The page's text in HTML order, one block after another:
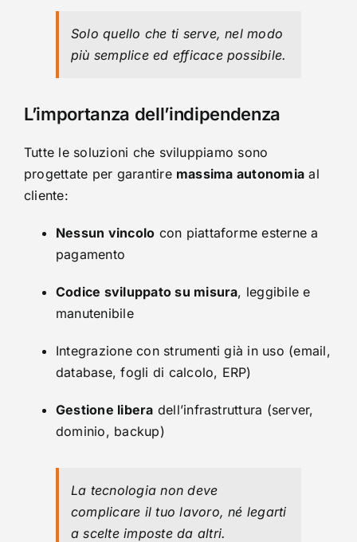
Solo quello che ti serve, nel modo
più semplice ed efficace possibile.
L’importanza dell’indipendenza
Tutte le soluzioni che sviluppiamo sono
progettate per garantire massima autonomia al
cliente:
Nessun vincolo con piattaforme esterne a
pagamento
Codice sviluppato su misura, leggibile e
manutenibile
Integrazione con strumenti già in uso (email,
database, fogli di calcolo, ERP)
Gestione libera dell’infrastruttura (server,
dominio, backup)
La tecnologia non deve
complicare il tuo lavoro, né legarti
a scelte imposte da altri.